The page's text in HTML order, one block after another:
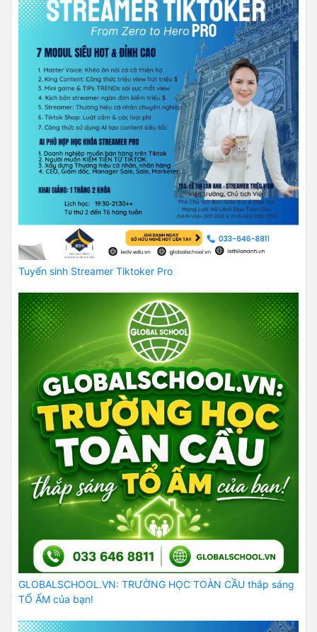
Tuyển sinh Streamer Tiktoker Pro
GLOBALSCHOOL.VN: TRƯỜNG HỌC TOÀN CẦU thắp sáng
TỔ ẤM của bạn!